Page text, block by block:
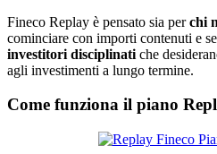
Fineco Replay è pensato sia perchi
cominciare con importi contenuti e
investitori disciplinati che
agli investimenti a lungo termine.
Come funziona il piano